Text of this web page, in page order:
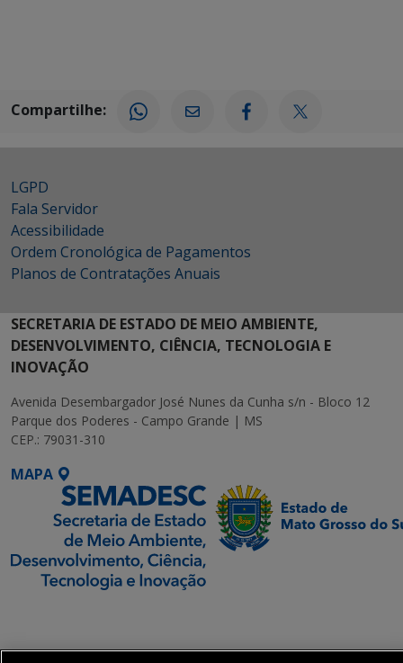
Compartilhe:
LGPD
Fala Servidor
Acessibilidade
Ordem Cronológica de Pagamentos
Planos de Contratações Anuais
SECRETARIA DE ESTADO DE MEIO AMBIENTE,
DESENVOLVIMENTO, CIÊNCIA, TECNOLOGIA E
INOVAÇÃO
Avenida Desembargador José Nunes da Cunha s/n - Bloco 12
Parque dos Poderes - Campo Grande | MS
CEP.: 79031-310
MAPA
Transformação Digital